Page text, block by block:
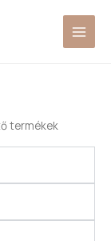
termékek